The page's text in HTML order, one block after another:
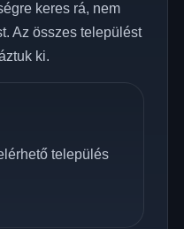
keres rá, nem
Az összes települést
ki.
település